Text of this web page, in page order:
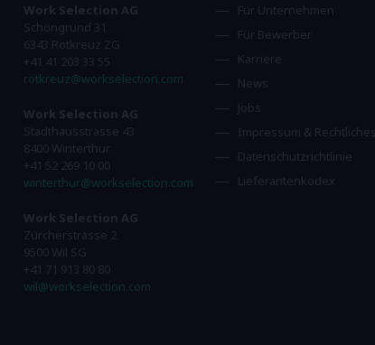
Work Selection AG
Schöngrund 31
6343 Rotkreuz ZG
+41 41 203 33 55
rotkreuz@workselection.com
Work Selection AG
Stadthausstrasse 43
8400 Winterthur
+41 52 269 10 00
winterthur@workselection.com
Work Selection AG
Zürcherstrasse 2
9500 Wil SG
+41 71 913 80 80
wil@workselection.com
Für Unternehmen
Für Bewerber
Karriere
News
Jobs
Impressum & Rechtliches
Datenschutzrichtlinie
Lieferantenkodex